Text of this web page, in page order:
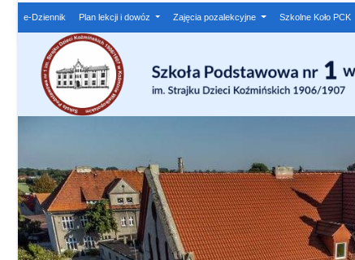
e-Dziennik Plan lekcji i dowóz Zajęcia pozalekcyjne Szkolne Koło PCK